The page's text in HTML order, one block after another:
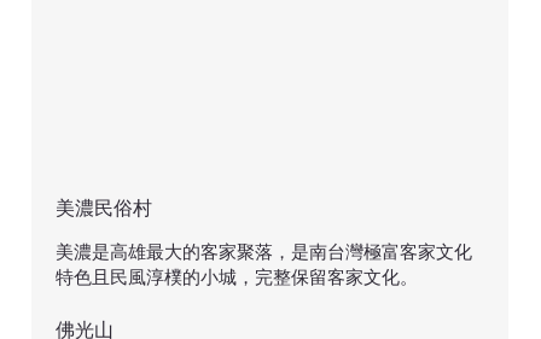
美濃是高雄最大的客家聚落，是南台灣極富客家文化
特色且民風淳樸的小城，完整保留客家文化。
美濃民俗村
佛光山